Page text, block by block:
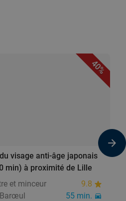
40%
visage anti-âge japonais
min) à proximité de Lille
et minceur
9.8
55 min.